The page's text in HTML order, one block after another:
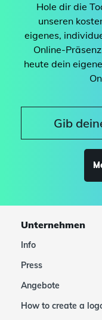
Hole dir die
unseren
eigenes,
Online-
heute dein
Unternehmen
Info
Press
Angebote
How to create a